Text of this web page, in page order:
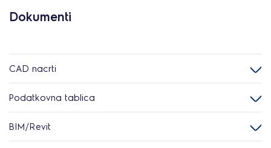
Dokumenti
CAD nacrti
Podatkovna tablica
BIM/Revit